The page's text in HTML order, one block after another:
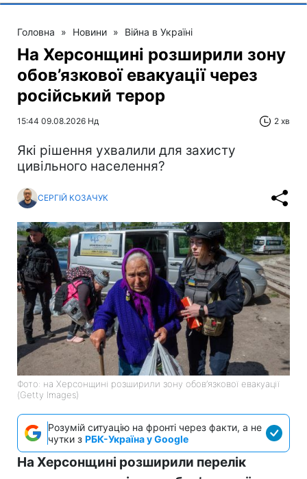
Головна » Новини » Війна в Україні
На Херсонщині розширили зону
обов’язкової евакуації через
російський терор
15:44 09.08.2026 Нд 2 хв
Які рішення ухвалили для захисту
цивільного населення?
СЕРГІЙ КОЗАЧУК
Фото: на Херсонщині розширили зону обов’язкової евакуації
(Getty Images)
Розумій ситуацію на фронті через факти, а не
чутки з РБК-Україна у Google
На Херсонщині розширили перелік